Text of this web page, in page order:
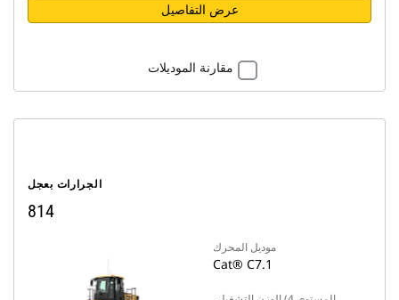
عرض التفاصيل
مقارنة الموديلات
الجرارات بعجل
814
موديل المحرك
Cat® C7.1